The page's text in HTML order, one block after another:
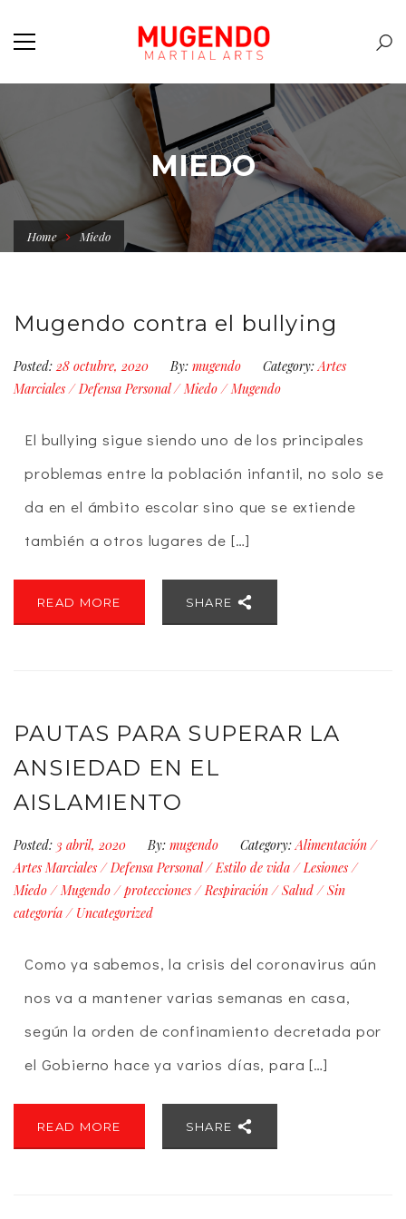
MIEDO
Home Miedo
Mugendo contra el bullying
Posted: 28 octubre, 2020 By: mugendo Category: Artes
Marciales/Defensa Personal/Miedo/Mugendo
El bullying sigue siendo uno de los principales
problemas entre la población infantil, no solo se
da en el ámbito escolar sino que se extiende
también a otros lugares de […]
READ MORE SHARE
PAUTAS PARA SUPERAR LA
ANSIEDAD EN EL
AISLAMIENTO
Posted: 3 abril, 2020 By: mugendo Category: Alimentación/
Artes Marciales/Defensa Personal/Estilo de vida/Lesiones/
Miedo/Mugendo/protecciones/Respiración/Salud/Sin
categoría/ Uncategorized
Como ya sabemos, la crisis del coronavirus aún
nos va a mantener varias semanas en casa,
según la orden de confinamiento decretada por
el Gobierno hace ya varios días, para […]
READ MORE SHARE